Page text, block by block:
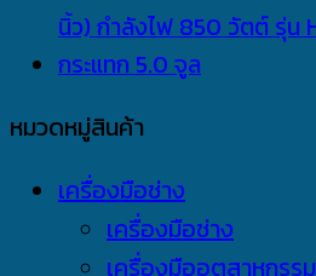
หมวดหมู่สินค้า
เครื่องมือช่าง
เครื่องมือช่าง
เครื่องมืออุตสาหกรรม